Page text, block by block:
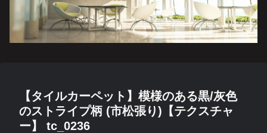
【タイルカーペット】模様のある黒/灰色
のストライプ柄 (市松張り)【テクスチャ
ー】 tc_0236